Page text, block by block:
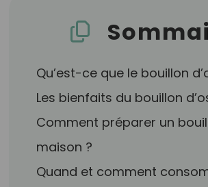
Qu’est-ce que le bouillon
Les bienfaits du bouillon
Comment préparer un
maison ?
Quand et comment